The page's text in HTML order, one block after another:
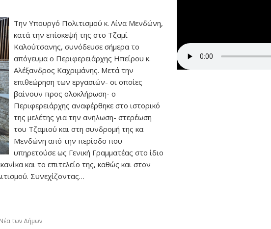
Την Υπουργό Πολιτισμού κ. Λίνα Μενδώνη,
κατά την επίσκεψή της στο Τζαμί
Καλούτσανης, συνόδευσε σήμερα το
απόγευμα ο Περιφερειάρχης Ηπείρου κ.
Αλέξανδρος Καχριμάνης. Μετά την
επιθεώρηση των εργασιών- οι οποίες
βαίνουν προς ολοκλήρωση- ο
Περιφερειάρχης αναφέρθηκε στο ιστορικό
της μελέτης για την ανήλωση- στερέωση
του Τζαμιού και στη συνδρομή της κα
Μενδώνη από την περίοδο που
υπηρετούσε ως Γενική Γραμματέας στο ίδιο
και το επιτελείο της, καθώς και στον
Συνεχίζοντας…
Νέα των Δήμων